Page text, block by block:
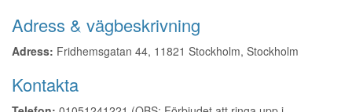
Adress & vägbeskrivning
Adress: Fridhemsgatan 44, 11821 Stockholm, Stockholm
Kontakta